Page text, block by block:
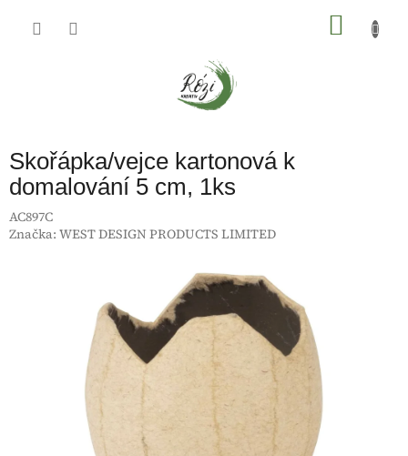
Skořápka/vejce kartonová k
domalování 5 cm, 1ks
AC897C
Značka: WEST DESIGN PRODUCTS LIMITED